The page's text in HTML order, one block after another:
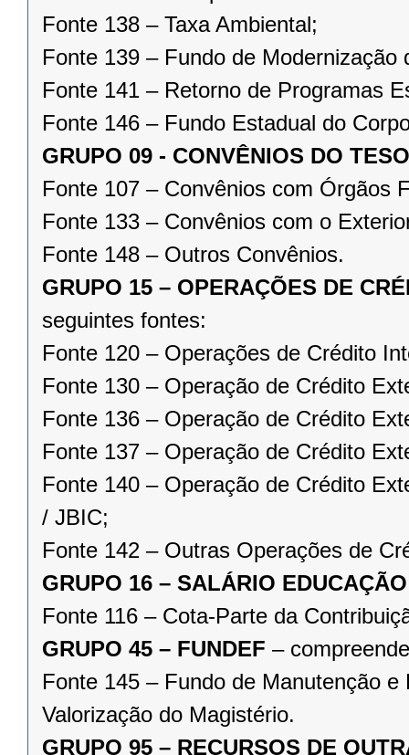
Fonte 138 – Taxa Ambiental;
Fonte 139 – Fundo de
Fonte 141 – Retorno de Programas
Fonte 146 – Fundo Estadual do
GRUPO 09 - CONVÊNIOS DO
Fonte 107 – Convênios com Órgãos
Fonte 133 – Convênios com o
Fonte 148 – Outros Convênios.
GRUPO 15 – OPERAÇÕES DE
seguintes fontes:
Fonte 120 – Operações de Crédito
Fonte 130 – Operação de Crédito
Fonte 136 – Operação de Crédito
Fonte 137 – Operação de Crédito
Fonte 140 – Operação de Crédito
/ JBIC;
Fonte 142 – Outras Operações de
GRUPO 16 – SALÁRIO EDUCAÇÃO
Fonte 116 – Cota-Parte da
GRUPO 45 – FUNDEF –
Fonte 145 – Fundo de Manutenção
Valorização do Magistério.
GRUPO 95 – RECURSOS DE